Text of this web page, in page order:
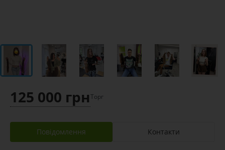
125 000 грнТорг
Повідомлення Контакти